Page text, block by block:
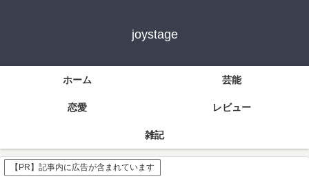
joystage
ホーム 芸能
恋愛 レビュー
雑記
【PR】記事内に広告が含まれています